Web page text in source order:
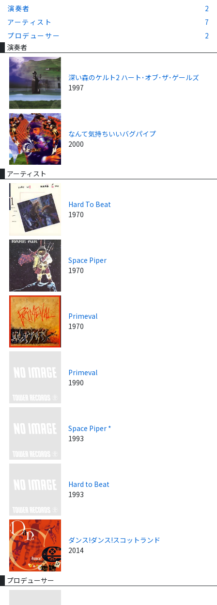
演奏者
2
アーティスト
7
プロデューサー
2
演奏者
深い森のケルト2 ハート･オブ･ザ･ゲールズ
1997
なんて気持ちいいバグパイプ
2000
アーティスト
Hard To Beat
1970
Space Piper
1970
Primeval
1970
Primeval
1990
Space Piper *
1993
Hard to Beat
1993
ダンス!ダンス!スコットランド
2014
プロデューサー